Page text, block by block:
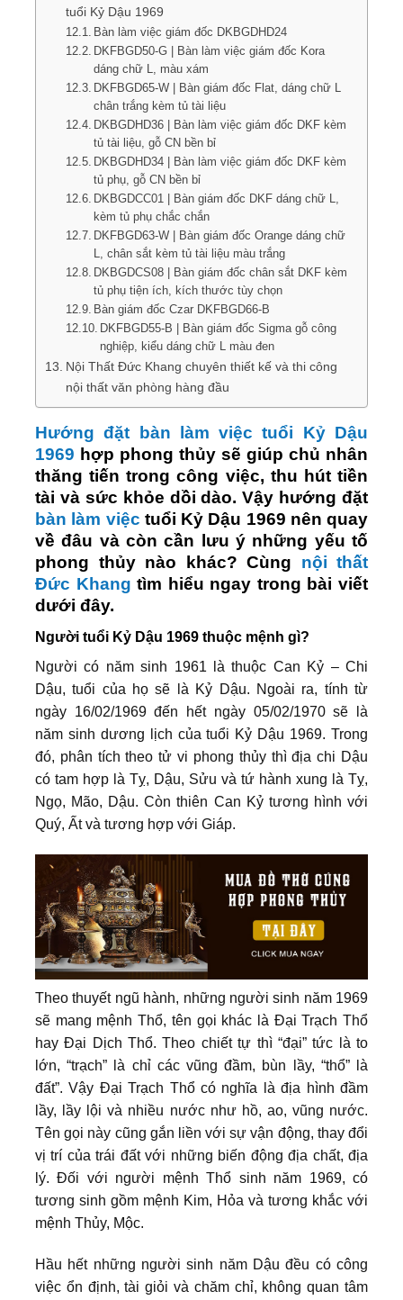
tuổi Kỷ Dậu 1969
Bàn làm việc giám đốc DKBGDHD24
DKFBGD50-G | Bàn làm việc giám đốc Kora
dáng chữ L, màu xám
DKFBGD65-W | Bàn giám đốc Flat, dáng chữ L
chân trắng kèm tủ tài liệu
DKBGDHD36 | Bàn làm việc giám đốc DKF kèm
tủ tài liệu, gỗ CN bền bỉ
DKBGDHD34 | Bàn làm việc giám đốc DKF kèm
tủ phụ, gỗ CN bền bỉ
DKBGDCC01 | Bàn giám đốc DKF dáng chữ L,
kèm tủ phụ chắc chắn
DKFBGD63-W | Bàn giám đốc Orange dáng chữ
L, chân sắt kèm tủ tài liệu màu trắng
DKBGDCS08 | Bàn giám đốc chân sắt DKF kèm
tủ phụ tiện ích, kích thước tùy chọn
Bàn giám đốc Czar DKFBGD66-B
DKFBGD55-B | Bàn giám đốc Sigma gỗ công
nghiệp, kiểu dáng chữ L màu đen
Nội Thất Đức Khang chuyên thiết kế và thi công
nội thất văn phòng hàng đầu
Hướng đặt bàn làm việc tuổi Kỷ Dậu
1969 hợp phong thủy sẽ giúp chủ nhân
thăng tiến trong công việc, thu hút tiền
tài và sức khỏe dồi dào. Vậy hướng đặt
bàn làm việc tuổi Kỷ Dậu 1969 nên quay
về đâu và còn cần lưu ý những yếu tố
phong thủy nào khác? Cùng nội thất
Đức Khang tìm hiểu ngay trong bài viết
dưới đây.
Người tuổi Kỷ Dậu 1969 thuộc mệnh gì?
Người có năm sinh 1961 là thuộc Can Kỷ – Chi
Dậu, tuổi của họ sẽ là Kỷ Dậu. Ngoài ra, tính từ
ngày 16/02/1969 đến hết ngày 05/02/1970 sẽ là
năm sinh dương lịch của tuổi Kỷ Dậu 1969. Trong
đó, phân tích theo tử vi phong thủy thì địa chi Dậu
có tam hợp là Tỵ, Dậu, Sửu và tứ hành xung là Tỵ,
Ngọ, Mão, Dậu. Còn thiên Can Kỷ tương hình với
Quý, Ất và tương hợp với Giáp.
Theo thuyết ngũ hành, những người sinh năm 1969
sẽ mang mệnh Thổ, tên gọi khác là Đại Trạch Thổ
hay Đại Dịch Thổ. Theo chiết tự thì “đại” tức là to
lớn, “trạch” là chỉ các vũng đầm, bùn lầy, “thổ” là
đất”. Vậy Đại Trạch Thổ có nghĩa là địa hình đầm
lầy, lầy lội và nhiều nước như hồ, ao, vũng nước.
Tên gọi này cũng gắn liền với sự vận động, thay đổi
vị trí của trái đất với những biến động địa chất, địa
lý. Đối với người mệnh Thổ sinh năm 1969, có
tương sinh gồm mệnh Kim, Hỏa và tương khắc với
mệnh Thủy, Mộc.
Hầu hết những người sinh năm Dậu đều có công
việc ổn định, tài giỏi và chăm chỉ, không quan tâm